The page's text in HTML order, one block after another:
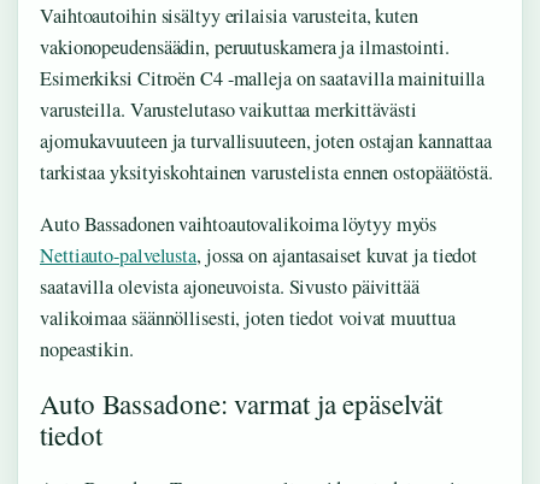
Vaihtoautoihin sisältyy erilaisia varusteita, kuten
vakionopeudensäädin, peruutuskamera ja ilmastointi.
Esimerkiksi Citroën C4 -malleja on saatavilla mainituilla
varusteilla. Varustelutaso vaikuttaa merkittävästi
ajomukavuuteen ja turvallisuuteen, joten ostajan kannattaa
tarkistaa yksityiskohtainen varustelista ennen ostopäätöstä.
Auto Bassadonen vaihtoautovalikoima löytyy myös
Nettiauto-palvelusta, jossa on ajantasaiset kuvat ja tiedot
saatavilla olevista ajoneuvoista. Sivusto päivittää
valikoimaa säännöllisesti, joten tiedot voivat muuttua
nopeastikin.
Auto Bassadone: varmat ja epäselvät
tiedot